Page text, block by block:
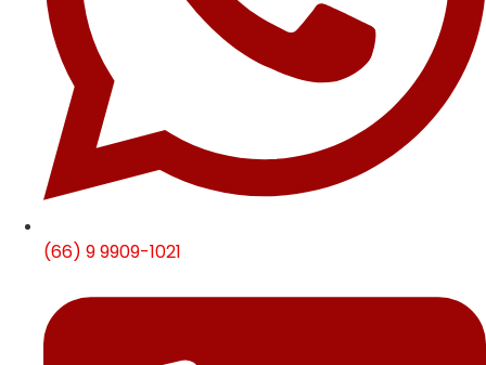
(66) 9 9909-1021